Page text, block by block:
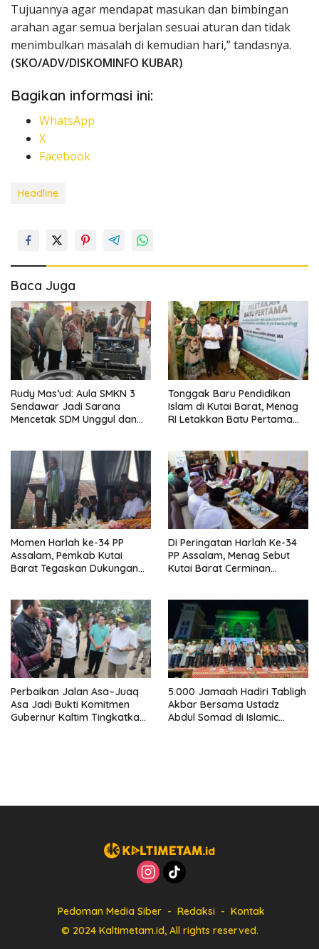
Tujuannya agar mendapat masukan dan bimbingan
arahan agar semua berjalan sesuai aturan dan tidak
menimbulkan masalah di kemudian hari,” tandasnya.
(SKO/ADV/DISKOMINFO KUBAR)
Bagikan informasi ini:
WhatsApp
X
Facebook
Headline
Baca Juga
Rudy Mas’ud: Aula SMKN 3
Sendawar Jadi Sarana
Mencetak SDM Unggul dan
Tonggak Baru Pendidikan
Islam di Kutai Barat, Menag
RI Letakkan Batu Pertama
Momen Harlah ke-34 PP
Assalam, Pemkab Kutai
Barat Tegaskan Dukungan
Di Peringatan Harlah Ke-34
PP Assalam, Menag Sebut
Kutai Barat Cerminan
Perbaikan Jalan Asa–Juaq
Asa Jadi Bukti Komitmen
Gubernur Kaltim Tingkatkan
5.000 Jamaah Hadiri Tabligh
Akbar Bersama Ustadz
Abdul Somad di Islamic
Pedoman Media Siber Redaksi
Kontak
© 2024 Kaltimetam.id, All rights reserved.